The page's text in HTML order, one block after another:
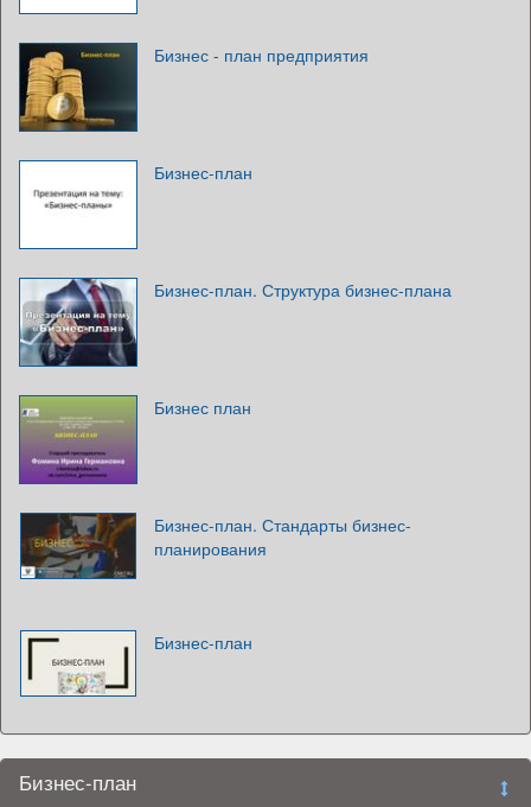
Бизнес - план предприятия
Бизнес-план
Бизнес-план. Структура бизнес-плана
Бизнес план
Бизнес-план. Стандарты бизнес-
планирования
Бизнес-план
Бизнес-план